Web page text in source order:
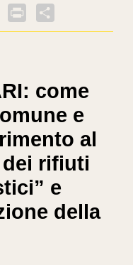
Email PrintFriendly
come
e
al
rifiuti
e
della